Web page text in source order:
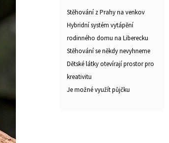
Stěhování z Prahy na venkov
Hybridní systém vytápění
rodinného domu na Liberecku
Stěhování se někdy nevyhneme
Dětské látky otevírají prostor pro
kreativitu
Je možné využít půjčku